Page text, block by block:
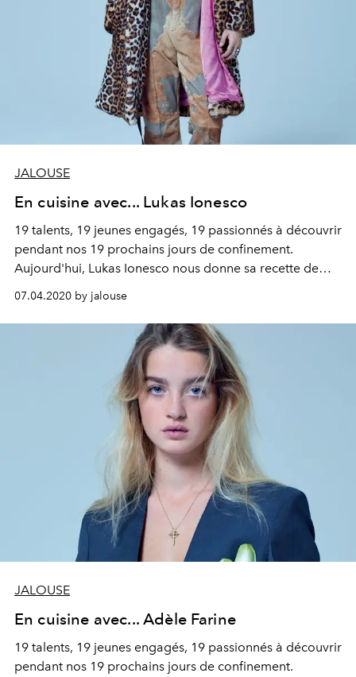
JALOUSE
En cuisine avec... Lukas Ionesco
19 talents, 19 jeunes engagés, 19 passionnés à découvrir
pendant nos 19 prochains jours de confinement.
Aujourd'hui, Lukas Ionesco nous donne sa recette de
pommes d'amour.
07.04.2020 by jalouse
JALOUSE
En cuisine avec... Adèle Farine
19 talents, 19 jeunes engagés, 19 passionnés à découvrir
pendant nos 19 prochains jours de confinement.